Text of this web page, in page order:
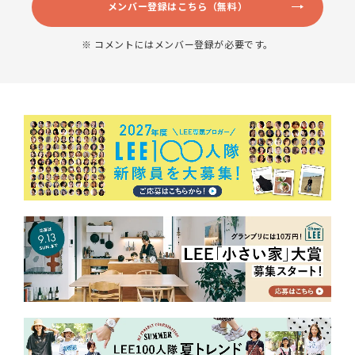
メンバー登録はこちら（無料）
※ コメントにはメンバー登録が必要です。